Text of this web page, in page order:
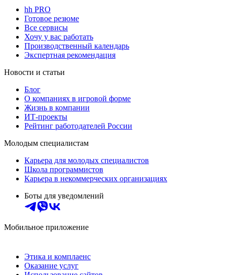
hh PRO
Готовое резюме
Все сервисы
Хочу у вас работать
Производственный календарь
Экспертная рекомендация
Новости и статьи
Блог
О компаниях в игровой форме
Жизнь в компании
ИТ-проекты
Рейтинг работодателей России
Молодым специалистам
Карьера для молодых специалистов
Школа программистов
Карьера в некоммерческих организациях
Боты для уведомлений
Мобильное приложение
Этика и комплаенс
Оказание услуг